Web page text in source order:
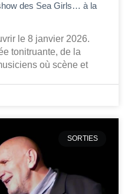
des Sea Girls… à la
le 8 janvier 2026.
tonitruante, de la
où scène et
SORTIES